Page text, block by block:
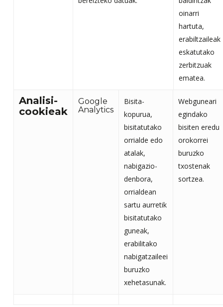
oinarri
hartuta,
erabiltzaileak
eskatutako
zerbitzuak
ematea.
Analisi-
cookieak
Google
Analytics
Bisita-
kopurua,
bisitatutako
orrialde edo
atalak,
nabigazio-
denbora,
orrialdean
sartu aurretik
bisitatutako
guneak,
erabilitako
nabigatzaileei
buruzko
xehetasunak.
Webguneari
egindako
bisiten eredu
orokorrei
buruzko
txostenak
sortzea.